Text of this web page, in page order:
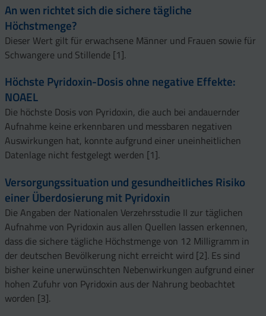
An wen richtet sich die sichere tägliche
Höchstmenge?
Dieser Wert gilt für erwachsene Männer und Frauen sowie für
Schwangere und Stillende [1].
Höchste Pyridoxin-Dosis ohne negative Effekte:
NOAEL
Die höchste Dosis von Pyridoxin, die auch bei andauernder
Aufnahme keine erkennbaren und messbaren negativen
Auswirkungen hat, konnte aufgrund einer uneinheitlichen
Datenlage nicht festgelegt werden [1].
Versorgungssituation und gesundheitliches Risiko
einer Überdosierung mit Pyridoxin
Die Angaben der Nationalen Verzehrsstudie II zur täglichen
Aufnahme von Pyridoxin aus allen Quellen lassen erkennen,
dass die sichere tägliche Höchstmenge von 12 Milligramm in
der deutschen Bevölkerung nicht erreicht wird [2]. Es sind
bisher keine unerwünschten Nebenwirkungen aufgrund einer
hohen Zufuhr von Pyridoxin aus der Nahrung beobachtet
worden [3].